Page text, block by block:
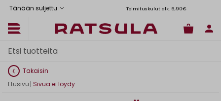
Tänään suljettu Toimituskulut alk. 6,90€
Takaisin
Etusivu | Sivua ei löydy